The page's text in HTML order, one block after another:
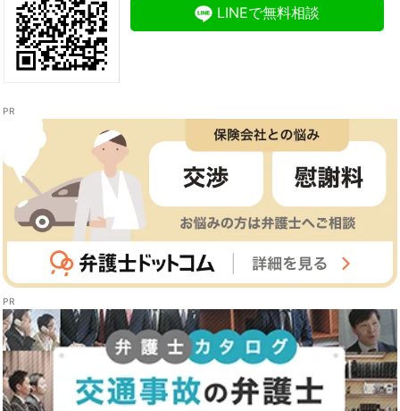
LINEで無料相談